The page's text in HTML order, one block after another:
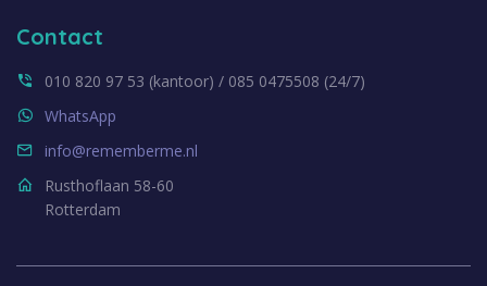
Contact
010 820 97 53 (kantoor) / 085 0475508 (24/7)
WhatsApp
info@rememberme.nl
Rusthoflaan 58-60
Rotterdam